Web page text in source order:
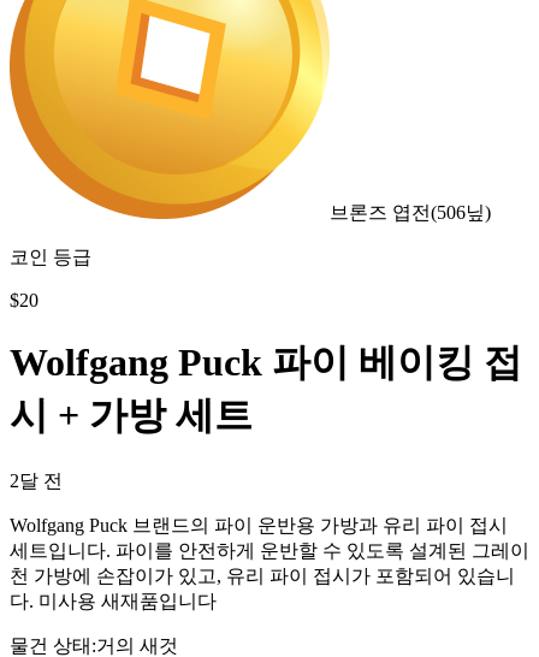
브론즈 엽전(506닢)
코인 등급
$20
Wolfgang Puck 파이 베이킹 접
시 + 가방 세트
2달 전
Wolfgang Puck 브랜드의 파이 운반용 가방과 유리 파이 접시
세트입니다. 파이를 안전하게 운반할 수 있도록 설계된 그레이
천 가방에 손잡이가 있고, 유리 파이 접시가 포함되어 있습니
다. 미사용 새재품입니다
물건 상태 :거의 새것